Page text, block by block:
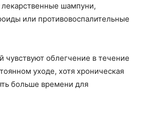
лекарственные шампуни,
или противовоспалительные
чувствуют облегчение в течение
уходе, хотя хроническая
больше времени для